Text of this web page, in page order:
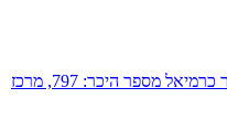
דואר ישראל שעות פתיחה, רשות הדואר כרמיאל מספר היכר: 797, מרכז